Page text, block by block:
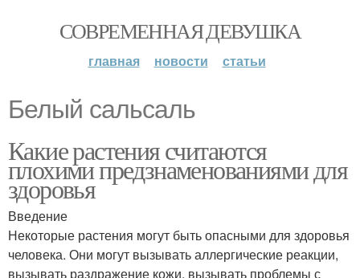
СОВРЕМЕННАЯ ДЕВУШКА
главная новости статьи
Белый сальсаль
Какие растения считаются
плохими предзнаменованиями для
здоровья
Введение
Некоторые растения могут быть опасными для здоровья
человека. Они могут вызывать аллергические реакции,
вызывать раздражение кожи, вызывать проблемы с